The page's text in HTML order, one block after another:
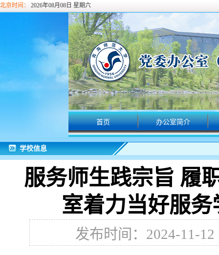
北京时间： 2026年08月08日 星期六
首页 办公室简介
学校信息
服务师生践宗旨
室着力当好服
发布时间：2024-11-12